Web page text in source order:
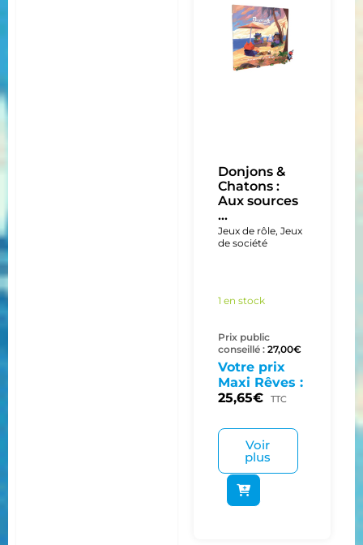
Donjons &
Chatons :
Aux sources
...
Jeux de rôle, Jeux
de société
1 en stock
Prix public
conseillé : 27,00€
Votre prix
Maxi Rêves :
25,65€ TTC
Voir
plus